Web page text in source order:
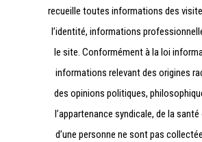
recueille toutes informations des
l’identité, informations
le site. Conformément à la loi
informations relevant des origines
des opinions politiques,
l’appartenance syndicale, de la
d’une personne ne sont pas